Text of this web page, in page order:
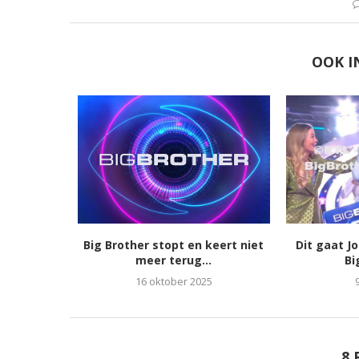
OOK
Big Brother stopt en keert niet
meer terug...
16 oktober 2025
Dit gaat